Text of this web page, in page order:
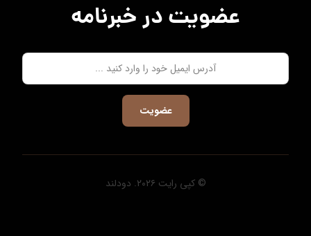
عضویت در خبرنامه
عضویت
© کپی رایت ۲۰۲۶. دودلند